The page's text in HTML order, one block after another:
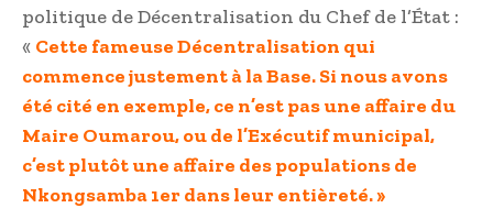
politique de Décentralisation du Chef de l’État :
« Cette fameuse Décentralisation qui
commence justement à la Base. Si nous avons
été cité en exemple, ce n’est pas une affaire du
Maire Oumarou, ou de l’Exécutif municipal,
c’est plutôt une affaire des populations de
Nkongsamba 1er dans leur entièreté. »